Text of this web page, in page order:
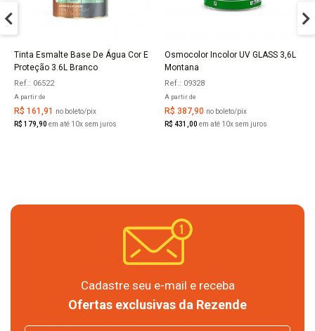
COMPRAR
Tinta Esmalte Base De Água Cor E
Proteção 3.6L Branco
Ref.: 06522
A partir de
R$ 161,91
no boleto/pix
R$ 179,90 em até 10x sem juros
COMPRAR
Osmocolor Incolor UV GLASS 3,6L
Montana
Ref.: 09328
A partir de
R$ 387,90 no boleto/pix
R$ 431,00 em até 10x sem juros
Cadastre seu e-mail e receba
Ofertas exclusivas da Rezende